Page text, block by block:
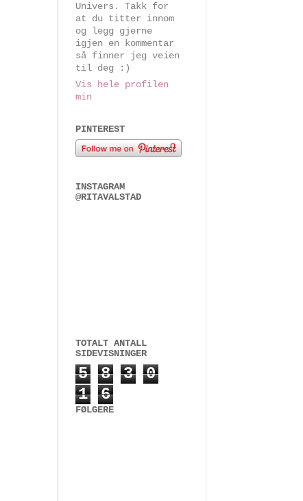
Univers. Takk for
at du titter innom
og legg gjerne
igjen en kommentar
så finner jeg veien
til deg :)
Vis hele profilen
min
PINTEREST
INSTAGRAM
@RITAVALSTAD
TOTALT ANTALL
SIDEVISNINGER
5 8 3
0
1
6
FØLGERE